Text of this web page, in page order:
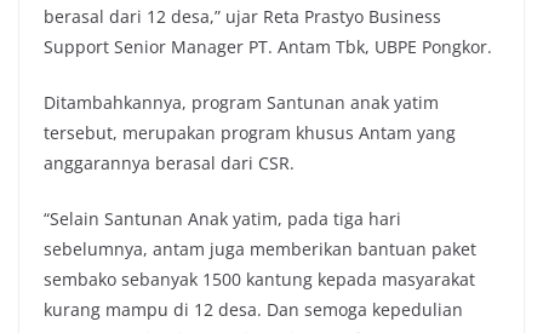
berasal dari 12 desa,” ujar Reta Prastyo Business
Support Senior Manager PT. Antam Tbk, UBPE Pongkor.
Ditambahkannya, program Santunan anak yatim
tersebut, merupakan program khusus Antam yang
anggarannya berasal dari CSR.
“Selain Santunan Anak yatim, pada tiga hari
sebelumnya, antam juga memberikan bantuan paket
sembako sebanyak 1500 kantung kepada masyarakat
kurang mampu di 12 desa. Dan semoga kepedulian